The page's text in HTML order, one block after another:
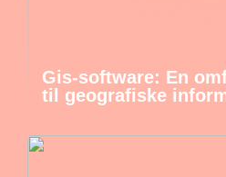
Gis-software: En
til geografiske